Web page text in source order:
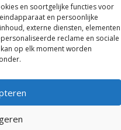
en soortgelijke functies voor
en persoonlijke
externe diensten, elementen
reclame en sociale
op elk moment worden
,Driehuisen
.